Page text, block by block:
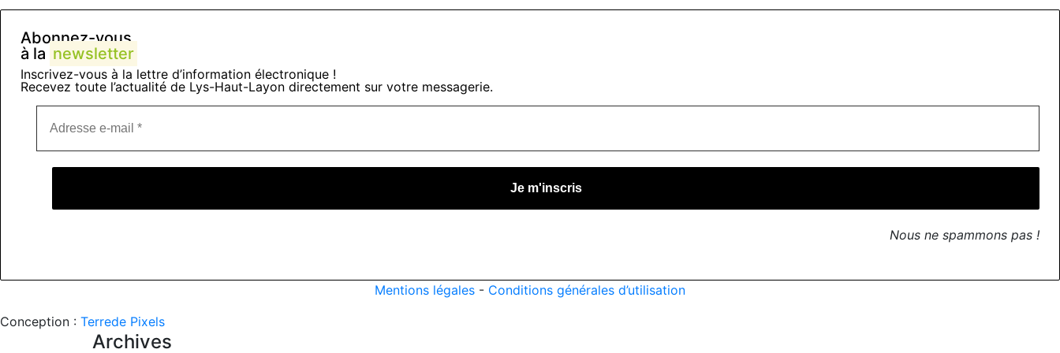
Abonnez-vous
à la newsletter
Inscrivez-vous à la lettre d’information électronique !
Recevez toute l’actualité de Lys-Haut-Layon directement sur votre messagerie.
Nous ne spammons pas !
Mentions légales - Conditions générales d’utilisation
Conception : Terrede Pixels
Archives